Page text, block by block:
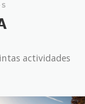
actividades